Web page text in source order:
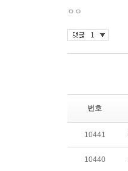
번호
10441
10440